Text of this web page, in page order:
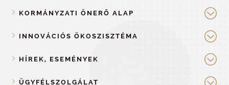
KORMÁNYZATI ÖNERŐ ALAP
INNOVÁCIÓS ÖKOSZISZTÉMA
HÍREK, ESEMÉNYEK
ÜGYFÉLSZOLGÁLAT